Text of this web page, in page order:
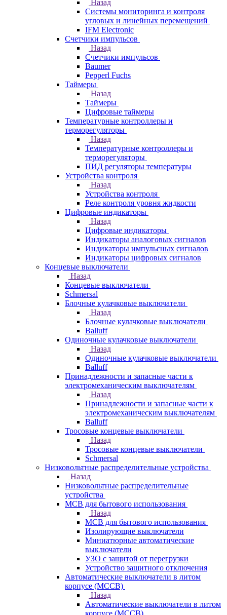
Назад
Системы мониторинга и контроля
угловых и линейных перемещений
IFM Electronic
Счетчики импульсов
Назад
Счетчики импульсов
Baumer
Pepperl Fuchs
Таймеры
Назад
Таймеры
Цифровые таймеры
Температурные контроллеры и
терморегуляторы
Назад
Температурные контроллеры и
терморегуляторы
ПИД регуляторы температуры
Устройства контроля
Назад
Устройства контроля
Реле контроля уровня жидкости
Цифровые индикаторы
Назад
Цифровые индикаторы
Индикаторы аналоговых сигналов
Индикаторы импульсных сигналов
Индикаторы цифровых сигналов
Концевые выключатели
Назад
Концевые выключатели
Schmersal
Блочные кулачковые выключатели
Назад
Блочные кулачковые выключатели
Balluff
Одиночные кулачковые выключатели
Назад
Одиночные кулачковые выключатели
Balluff
Принадлежности и запасные части к
электромеханическим выключателям
Назад
Принадлежности и запасные части к
электромеханическим выключателям
Balluff
Тросовые концевые выключатели
Назад
Тросовые концевые выключатели
Schmersal
Низковольтные распределительные устройства
Назад
Низковольтные распределительные
устройства
MCB для бытового использования
Назад
MCB для бытового использования
Изолирующие выключатели
Миниатюрные автоматические
выключатели
УЗО с защитой от перегрузки
Устройство защитного отключения
Автоматические выключатели в литом
корпусе (MCCB)
Назад
Автоматические выключатели в литом